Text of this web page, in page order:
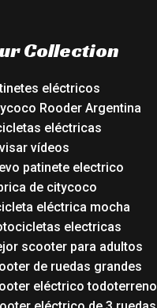
Collection
eléctricos
Rooder Argentina
eléctricas
vídeos
patinete electrico
de citycoco
eléctrica mocha
electricas
scooter para adultos
de ruedas grandes
eléctrico todoterreno